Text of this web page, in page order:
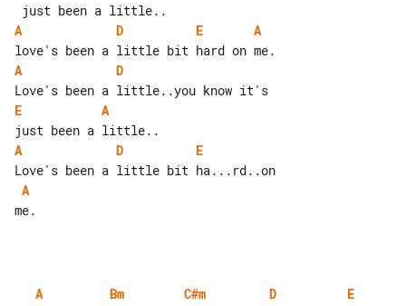
A
D E
A
A
D
E
A
A
D
E
A
me.
A Bm C#m D E